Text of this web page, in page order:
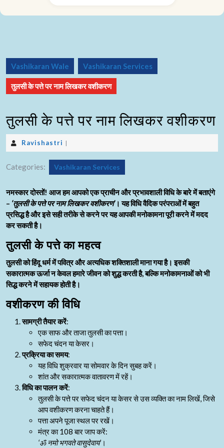
Vashikaran Wale Vashikaran Services
तुलसी के पत्ते पर नाम लिखकर वशीकरण
तुलसी के पत्ते पर नाम लिखकर वशीकरण
Ravishastri |
Categories: Vashikaran Services
नमस्कार दोस्तों! आज हम आपको एक प्राचीन और प्रभावशाली विधि के बारे में बताएंगे
– ‘तुलसी के पत्ते पर नाम लिखकर वशीकरण’। यह विधि वैदिक परंपराओं में बहुत
प्रसिद्ध है और इसे सही तरीके से करने पर यह आपकी मनोकामना पूरी करने में मदद
कर सकती है।
तुलसी के पत्ते का महत्व
तुलसी को हिंदू धर्म में पवित्र और अत्यधिक शक्तिशाली माना गया है। इसकी
सकारात्मक ऊर्जा न केवल हमारे जीवन को शुद्ध करती है, बल्कि मनोकामनाओं को भी
सिद्ध करने में सहायक होती है।
वशीकरण की विधि
सामग्री तैयार करें:
एक साफ और ताजा तुलसी का पत्ता।
सफेद चंदन या केसर।
प्रक्रिया का समय:
यह विधि शुक्रवार या सोमवार के दिन सुबह करें।
शांत और सकारात्मक वातावरण में रहें।
विधि का पालन करें:
तुलसी के पत्ते पर सफेद चंदन या केसर से उस व्यक्ति का नाम लिखें, जिसे
आप वशीकरण करना चाहते हैं।
पत्ता अपने पूजा स्थल पर रखें।
मंत्र का 108 बार जाप करें:
‘ॐ नमो भगवते वासुदेवाय’ ।